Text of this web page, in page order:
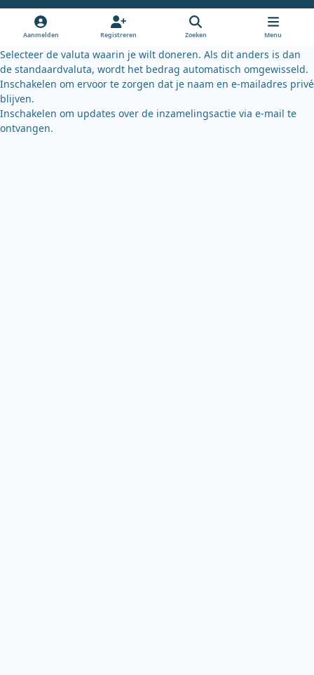
o
k
b
k
y
Aanmelden Registreren Zoeken Menu
Selecteer de valuta waarin je wilt doneren. Als dit anders is dan
de standaardvaluta, wordt het bedrag automatisch omgewisseld.
Inschakelen om ervoor te zorgen dat je naam en e-mailadres privé
blijven.
Inschakelen om updates over de inzamelingsactie via e-mail te
ontvangen.